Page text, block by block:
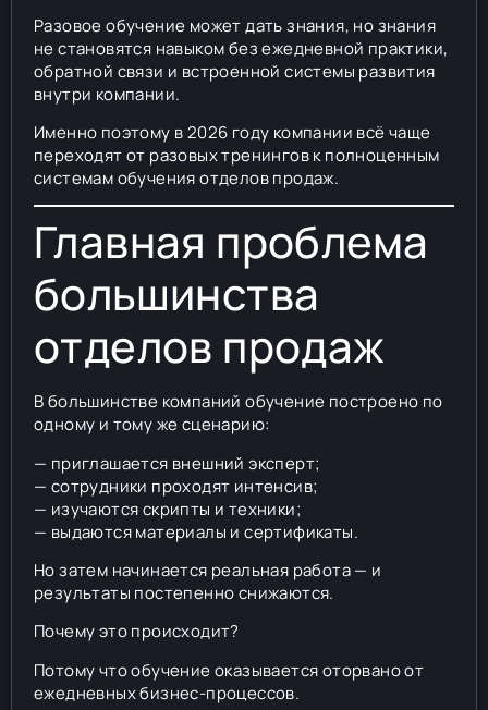
Разовое обучение может дать знания, но знания
не становятся навыком без ежедневной практики,
обратной связи и встроенной системы развития
внутри компании.
Именно поэтому в 2026 году компании всё чаще
переходят от разовых тренингов к полноценным
системам обучения отделов продаж.
Главная проблема
большинства
отделов продаж
В большинстве компаний обучение построено по
одному и тому же сценарию:
— приглашается внешний эксперт;
— сотрудники проходят интенсив;
— изучаются скрипты и техники;
— выдаются материалы и сертификаты.
Но затем начинается реальная работа — и
результаты постепенно снижаются.
Почему это происходит?
Потому что обучение оказывается оторвано от
ежедневных бизнес-процессов.